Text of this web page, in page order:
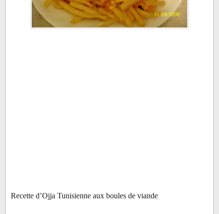
Recette d’Ojja Tunisienne aux boules de viande